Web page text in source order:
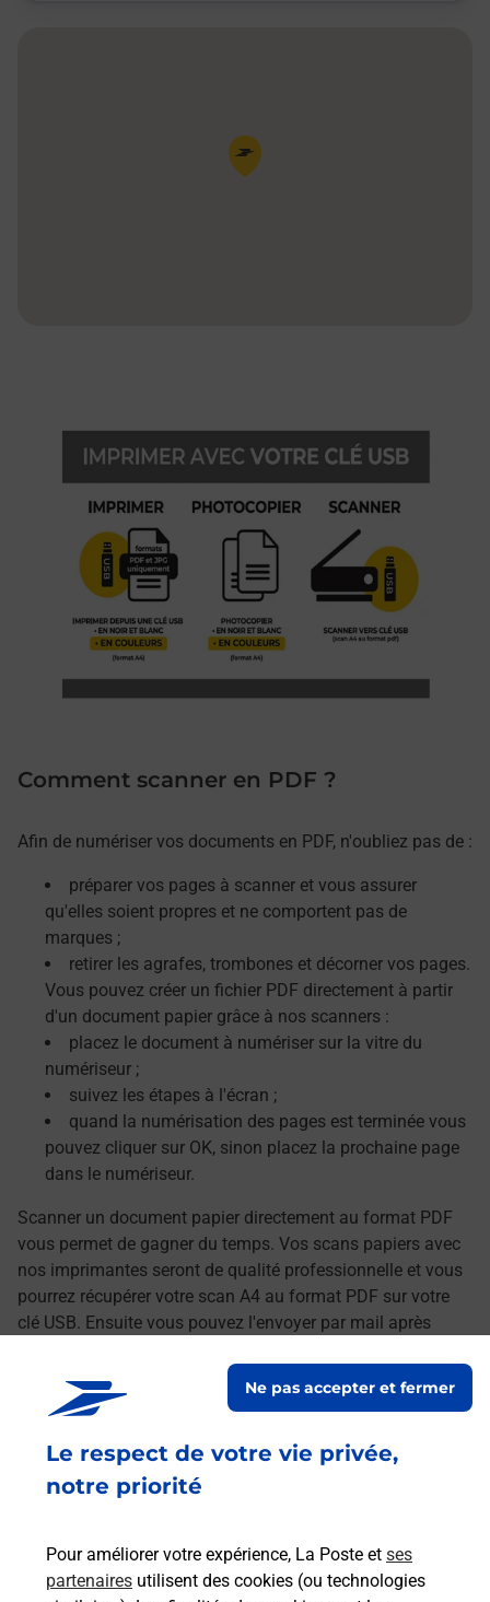
Le respect de votre vie privée,
notre priorité
Pour améliorer votre expérience, La Poste et ses
partenaires utilisent des cookies (ou technologies
Ne pas accepter et fermer
Pin de la carte
Comment scanner en PDF ?
Afin de numériser vos documents en PDF, n'oubliez pas de :
préparer vos pages à scanner et vous assurer
qu'elles soient propres et ne comportent pas de
marques ;
retirer les agrafes, trombones et décorner vos pages.
Vous pouvez créer un fichier PDF directement à partir
d'un document papier grâce à nos scanners :
placez le document à numériser sur la vitre du
numériseur ;
suivez les étapes à l'écran ;
quand la numérisation des pages est terminée vous
pouvez cliquer sur OK, sinon placez la prochaine page
dans le numériseur.
Scanner un document papier directement au format PDF
vous permet de gagner du temps. Vos scans papiers avec
nos imprimantes seront de qualité professionnelle et vous
pourrez récupérer votre scan A4 au format PDF sur votre
clé USB. Ensuite vous pouvez l'envoyer par mail après
Le lien s'ouvre dans un nouvel onglet
Services